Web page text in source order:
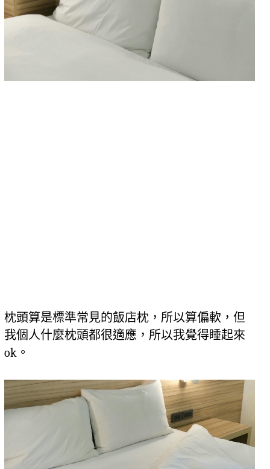
枕頭算是標準常見的飯店枕，所以算偏軟，但
我個人什麼枕頭都很適應，所以我覺得睡起來
ok。